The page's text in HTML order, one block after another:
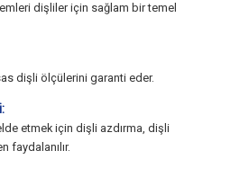
dişliler için sağlam bir temel
dişli ölçülerini garanti eder.
etmek için dişli azdırma, dişli
faydalanılır.